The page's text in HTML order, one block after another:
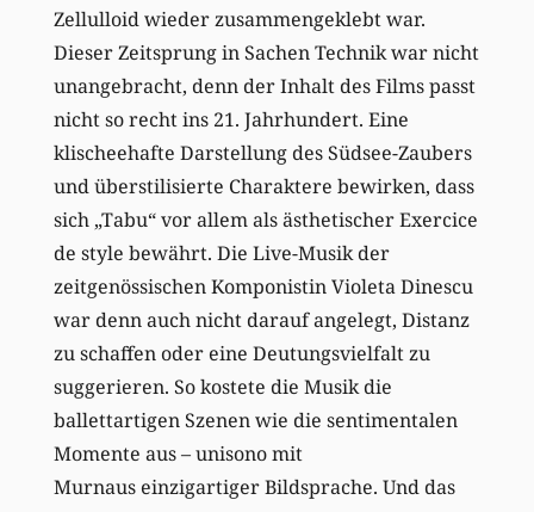
Zellulloid wieder zusammengeklebt war.
Dieser Zeitsprung in Sachen Technik war nicht
unangebracht, denn der Inhalt des Films passt
nicht so recht ins 21. Jahrhundert. Eine
klischeehafte Darstellung des Südsee-Zaubers
und überstilisierte Charaktere bewirken, dass
sich „Tabu“ vor allem als ästhetischer Exercice
de style bewährt. Die Live-Musik der
zeitgenössischen Komponistin Violeta Dinescu
war denn auch nicht darauf angelegt, Distanz
zu schaffen oder eine Deutungsvielfalt zu
suggerieren. So kostete die Musik die
ballettartigen Szenen wie die sentimentalen
Momente aus – unisono mit
Murnaus einzigartiger Bildsprache. Und das